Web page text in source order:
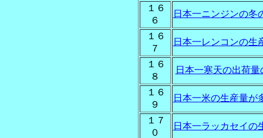
１６
６
日本一ニンジンの冬
１６
７
日本一レンコンの生
１６
８
日本一寒天の出荷
１６
９
日本一米の生産量が
１７
０
日本一ラッカセイの